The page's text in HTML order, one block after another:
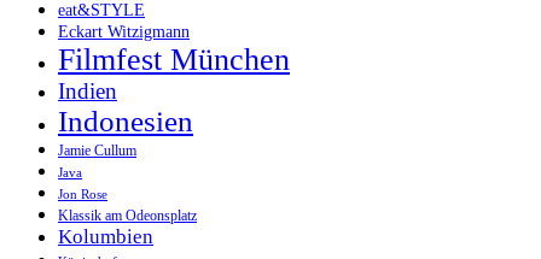
eat&STYLE
Eckart Witzigmann
Filmfest München
Indien
Indonesien
Jamie Cullum
Java
Jon Rose
Klassik am Odeonsplatz
Kolumbien